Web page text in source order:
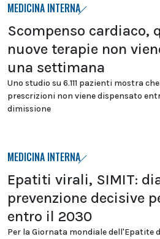
MEDICINA INTERNA
Scompenso cardiaco,
nuove terapie non
una settimana
Uno studio su 6.111 pazienti mostra
prescrizioni non viene dispensato
dimissione
MEDICINA INTERNA
Epatiti virali, SIMIT:
prevenzione decisive
entro il 2030
Per la Giornata mondiale dell'Epatite